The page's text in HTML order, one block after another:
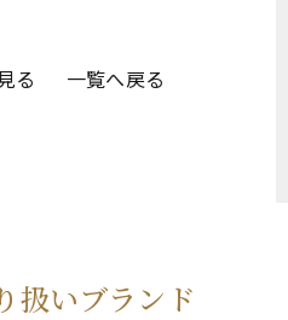
る 一覧へ戻る
扱いブランド